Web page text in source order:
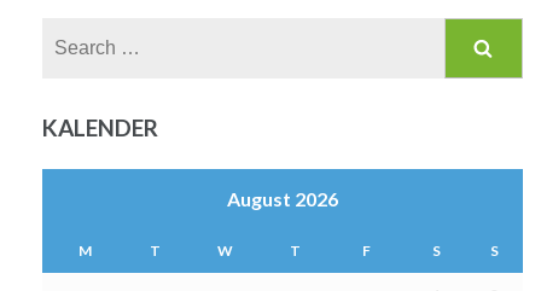
KALENDER
August 2026
M T W T F S S